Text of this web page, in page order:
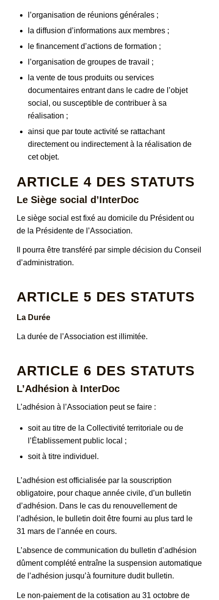
l’organisation de réunions générales ;
la diffusion d’informations aux membres ;
le financement d’actions de formation ;
l’organisation de groupes de travail ;
la vente de tous produits ou services
documentaires entrant dans le cadre de l’objet
social, ou susceptible de contribuer à sa
réalisation ;
ainsi que par toute activité se rattachant
directement ou indirectement à la réalisation de
cet objet.
ARTICLE 4 DES STATUTS
Le Siège social d’InterDoc
Le siège social est fixé au domicile du Président ou
de la Présidente de l’Association.
Il pourra être transféré par simple décision du Conseil
d’administration.
ARTICLE 5 DES STATUTS
La Durée
La durée de l’Association est illimitée.
ARTICLE 6 DES STATUTS
L’Adhésion à InterDoc
L’adhésion à l’Association peut se faire :
soit au titre de la Collectivité territoriale ou de
l’Établissement public local ;
soit à titre individuel.
L’adhésion est officialisée par la souscription
obligatoire, pour chaque année civile, d’un bulletin
d’adhésion. Dans le cas du renouvellement de
l’adhésion, le bulletin doit être fourni au plus tard le
31 mars de l’année en cours.
L’absence de communication du bulletin d’adhésion
dûment complété entraîne la suspension automatique
de l’adhésion jusqu’à fourniture dudit bulletin.
Le non-paiement de la cotisation au 31 octobre de